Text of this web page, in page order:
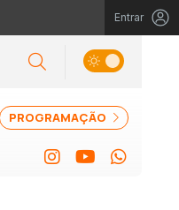
Entrar
PROGRAMAÇÃO